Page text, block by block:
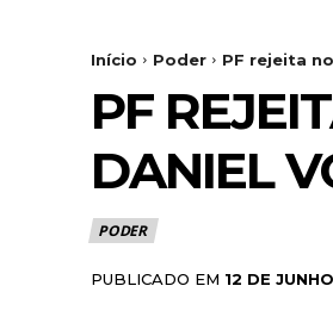
Início Poder PF rejeita
PF
DANIEL
PODER
PUBLICADO EM 12 DE